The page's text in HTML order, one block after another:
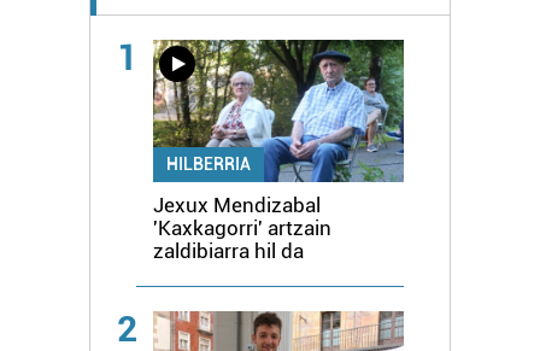
1
HILBERRIA
Jexux Mendizabal
'Kaxkagorri' artzain
zaldibiarra hil da
2